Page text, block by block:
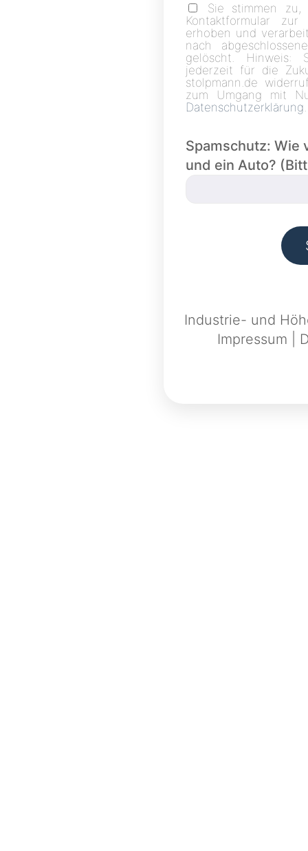
Sie stimmen zu,
Kontaktformular
erhoben und
nach
gelöscht. Hinweis:
jederzeit für die
stolpmann.de
zum Umgang mit
Datenschutzerklärung
Spamschutz: Wie
und ein Auto?
Industrie- und
Impressum